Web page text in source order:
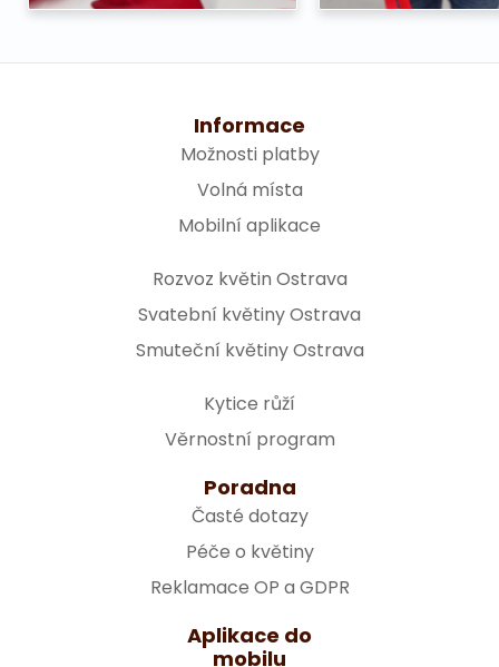
Informace
Možnosti platby
Volná místa
Mobilní aplikace
Rozvoz květin Ostrava
Svatební květiny Ostrava
Smuteční květiny Ostrava
Kytice růží
Věrnostní program
Poradna
Časté dotazy
Péče o květiny
Reklamace OP a GDPR
Aplikace do
mobilu